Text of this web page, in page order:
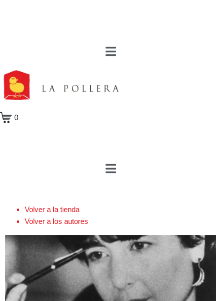
0
Volver a la tienda
Volver a los autores